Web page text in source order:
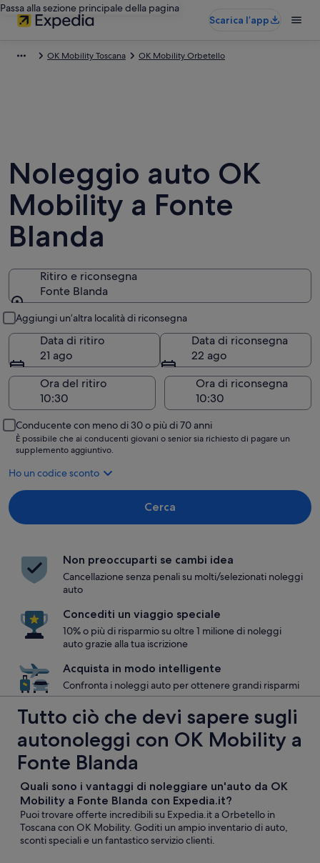
Passa alla sezione principale della pagina
Scarica l’app
OK Mobility Toscana OK Mobility Orbetello
Noleggio auto OK
Mobility a Fonte
Blanda
Ritiro e riconsegna
Fonte Blanda
Aggiungi un’altra località di riconsegna
Data di ritiro
21 ago
Data di riconsegna
22 ago
Ora del ritiro
Ora di riconsegna
Conducente con meno di 30 o più di 70 anni
È possibile che ai conducenti giovani o senior sia richiesto di pagare un
supplemento aggiuntivo.
Ho un codice sconto
Cerca
Non preoccuparti se cambi idea
Cancellazione senza penali su molti/selezionati noleggi
auto
Concediti un viaggio speciale
10% o più di risparmio su oltre 1 milione di noleggi
auto grazie alla tua iscrizione
Acquista in modo intelligente
Confronta i noleggi auto per ottenere grandi risparmi
Tutto ciò che devi sapere sugli
autonoleggi con OK Mobility a
Fonte Blanda
Quali sono i vantaggi di noleggiare un'auto da OK
Mobility a Fonte Blanda con Expedia.it?
Puoi trovare offerte incredibili su Expedia.it a Orbetello in
Toscana con OK Mobility. Goditi un ampio inventario di auto,
sconti speciali e un fantastico servizio clienti.